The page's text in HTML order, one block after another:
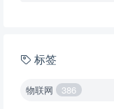
标签
物联网 386